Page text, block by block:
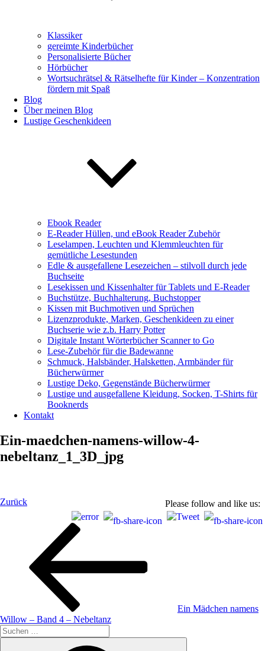
Klassiker
gereimte Kinderbücher
Personalisierte Bücher
Hörbücher
Wortsuchrätsel & Rätselhefte für Kinder – Konzentration
fördern mit Spaß
Blog
Über meinen Blog
Lustige Geschenkideen
Ebook Reader
E-Reader Hüllen, und eBook Reader Zubehör
Leselampen, Leuchten und Klemmleuchten für
gemütliche Lesestunden
Edle & ausgefallene Lesezeichen – stilvoll durch jede
Buchseite
Lesekissen und Kissenhalter für Tablets und E-Reader
Buchstütze, Buchhalterung, Buchstopper
Kissen mit Buchmotiven und Sprüchen
Lizenzprodukte, Marken, Geschenkideen zu einer
Buchserie wie z.b. Harry Potter
Digitale Instant Wörterbücher Scanner to Go
Lese-Zubehör für die Badewanne
Schmuck, Halsbänder, Halsketten, Armbänder für
Bücherwürmer
Lustige Deko, Gegenstände Bücherwürmer
Lustige und ausgefallene Kleidung, Socken, T-Shirts für
Booknerds
Kontakt
Ein-maedchen-namens-willow-4-
nebeltanz_1_3D_jpg
Please follow and like us:
Beitragsnavigation
Vorheriger
Zurück
Ein Mädchen namens
Willow – Band 4 – Nebeltanz
Suche
nach: